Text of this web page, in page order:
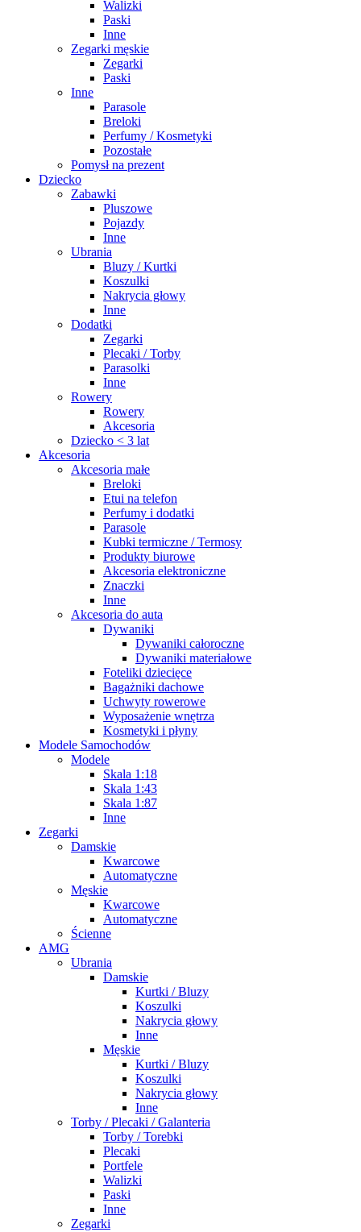
Walizki
Paski
Inne
Zegarki męskie
Zegarki
Paski
Inne
Parasole
Breloki
Perfumy / Kosmetyki
Pozostałe
Pomysł na prezent
Dziecko
Zabawki
Pluszowe
Pojazdy
Inne
Ubrania
Bluzy / Kurtki
Koszulki
Nakrycia głowy
Inne
Dodatki
Zegarki
Plecaki / Torby
Parasolki
Inne
Rowery
Rowery
Akcesoria
Dziecko < 3 lat
Akcesoria
Akcesoria małe
Breloki
Etui na telefon
Perfumy i dodatki
Parasole
Kubki termiczne / Termosy
Produkty biurowe
Akcesoria elektroniczne
Znaczki
Inne
Akcesoria do auta
Dywaniki
Dywaniki całoroczne
Dywaniki materiałowe
Foteliki dziecięce
Bagażniki dachowe
Uchwyty rowerowe
Wyposażenie wnętrza
Kosmetyki i płyny
Modele Samochodów
Modele
Skala 1:18
Skala 1:43
Skala 1:87
Inne
Zegarki
Damskie
Kwarcowe
Automatyczne
Męskie
Kwarcowe
Automatyczne
Ścienne
AMG
Ubrania
Damskie
Kurtki / Bluzy
Koszulki
Nakrycia głowy
Inne
Męskie
Kurtki / Bluzy
Koszulki
Nakrycia głowy
Inne
Torby / Plecaki / Galanteria
Torby / Torebki
Plecaki
Portfele
Walizki
Paski
Inne
Zegarki